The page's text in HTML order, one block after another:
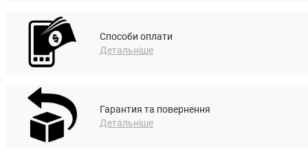
Способи оплати
Детальніше
Гарантия та повернення
Детальніше